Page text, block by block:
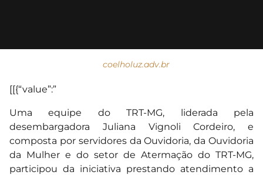
coelholuz.adv.br
[[{“value”:”
Uma equipe do TRT-MG, liderada pela
desembargadora Juliana Vignoli Cordeiro, e
composta por servidores da Ouvidoria, da Ouvidoria
da Mulher e do setor de Atermação do TRT-MG,
participou da iniciativa prestando atendimento a